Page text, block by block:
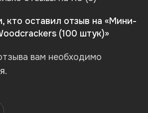
кто оставил отзыв на «Мини-
(100 штук)»
вам необходимо
.